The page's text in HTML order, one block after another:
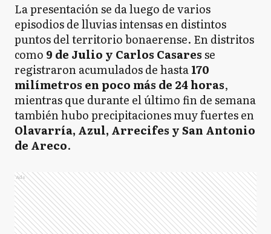
La presentación se da luego de varios
episodios de lluvias intensas en distintos
puntos del territorio bonaerense. En distritos
como 9 de Julio y Carlos Casaresse
registraron acumulados de hasta170
milímetros en poco más de 24 horas,
mientras que durante el último fin de semana
también hubo precipitaciones muy fuertes en
Olavarría, Azul, Arrecifes y San Antonio
de Areco.
Ads